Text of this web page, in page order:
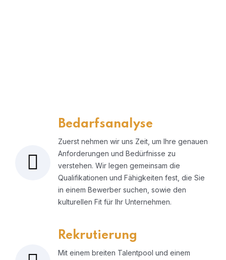
das nächste Level zu heben.
Bedarfsanalyse
Zuerst nehmen wir uns Zeit, um Ihre genauen
Anforderungen und Bedürfnisse zu
verstehen. Wir legen gemeinsam die
Qualifikationen und Fähigkeiten fest, die Sie
in einem Bewerber suchen, sowie den
kulturellen Fit für Ihr Unternehmen.
Rekrutierung
Mit einem breiten Talentpool und einem